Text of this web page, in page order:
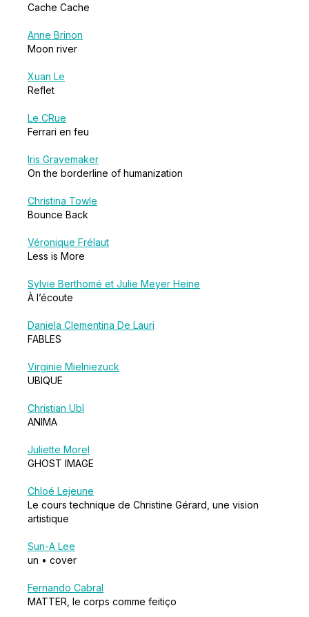
Cache Cache
Anne Brinon
Moon river
Xuan Le
Reflet
Le CRue
Ferrari en feu
Iris Gravemaker
On the borderline of humanization
Christina Towle
Bounce Back
Véronique Frélaut
Less is More
Sylvie Berthomé et Julie Meyer Heine
À l’écoute
Daniela Clementina De Lauri
FABLES
Virginie Mielniezuck
UBIQUE
Christian Ubl
ANIMA
Juliette Morel
GHOST IMAGE
Chloé Lejeune
Le cours technique de Christine Gérard, une vision
artistique
Sun-A Lee
un • cover
Fernando Cabral
MATTER, le corps comme feitiço